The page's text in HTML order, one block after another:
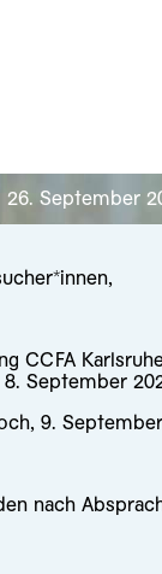
26. September
CCFA
8. September
9.
nach